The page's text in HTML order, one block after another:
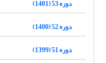
دوره 53 (1401)
دوره 52 (1400)
دوره 51 (1399)